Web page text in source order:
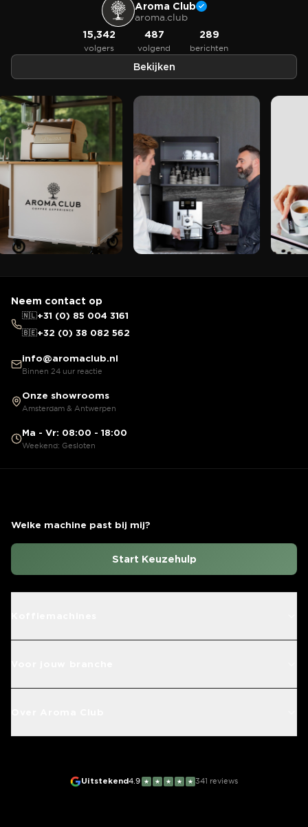
Aroma Club
aroma.club
15,342
volgers
487
volgend
289
berichten
Bekijken
Neem contact op
🇳🇱+31 (0) 85 004 3161
🇧🇪+32 (0) 38 082 562
info@aromaclub.nl
Binnen 24 uur reactie
Onze showrooms
Amsterdam & Antwerpen
Ma - Vr: 08:00 - 18:00
Weekend: Gesloten
Welke machine past bij mij?
Start Keuzehulp
Uitstekend4.9 ★ ★ ★ ★ ★ 341 reviews